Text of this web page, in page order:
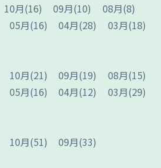
10月(16) 09月(10) 08月(8)
05月(16) 04月(28) 03月(18)
10月(21) 09月(19) 08月(15)
05月(16) 04月(12) 03月(29)
10月(51) 09月(33)